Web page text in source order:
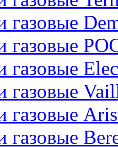
газовые
газовые
газовые
газовые
газовые
газовые